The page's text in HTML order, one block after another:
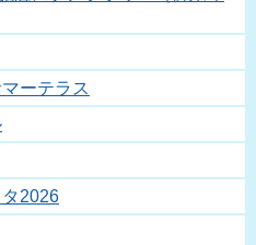
ーテラス
2026